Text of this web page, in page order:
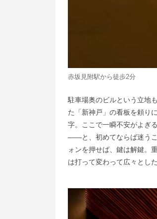
赤坂見附駅から徒歩2分
駐車場奥のビルという立地
た「新神戸」の看板を頼り
字。ここで一瞬不安がよぎ
——と、初めてならば迷うこ
ォンを押せば、鍵は解鍵。
は打って変わって広々とし